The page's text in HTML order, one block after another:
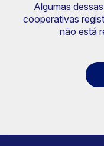
Algumas
cooperativas
não está